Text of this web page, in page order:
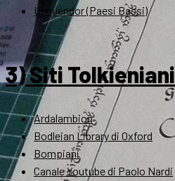
Unquendor (Paesi Bassi)
3) Siti Tolkieniani
Ardalambion
Bodleian Library di Oxford
Bompiani
Canale Youtube di Paolo Nardi